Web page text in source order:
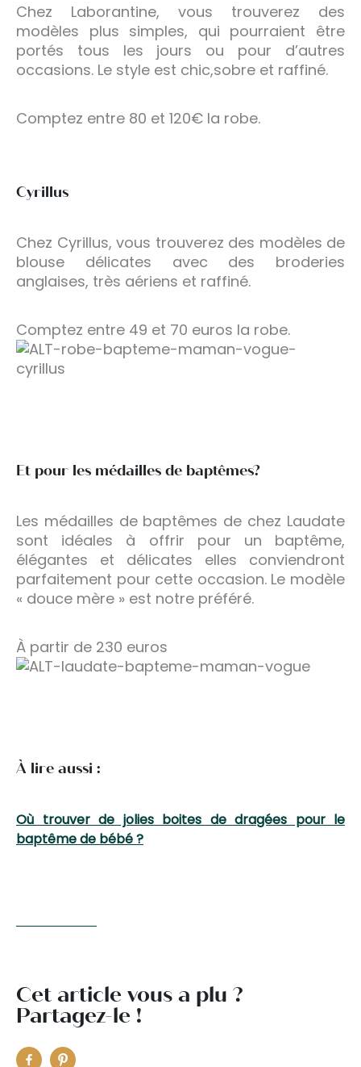
Chez Laborantine, vous trouverez des
modèles plus simples, qui pourraient être
portés tous les jours ou pour d’autres
occasions. Le style est chic,sobre et raffiné.
Comptez entre 80 et 120€ la robe.
Cyrillus
Chez Cyrillus, vous trouverez des modèles de
blouse délicates avec des broderies
anglaises, très aériens et raffiné.
Comptez entre 49 et 70 euros la robe.
Et pour les médailles de baptêmes?
Les médailles de baptêmes de chez Laudate
sont idéales à offrir pour un baptême,
élégantes et délicates elles conviendront
parfaitement pour cette occasion. Le modèle
« douce mère » est notre préféré.
À partir de 230 euros
À lire aussi :
Où trouver de jolies boites de dragées pour le
baptême de bébé ?
Cet article vous a plu ?
Partagez-le !